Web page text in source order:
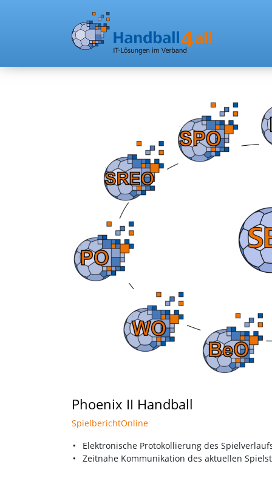
Phoenix II Handball
SpielberichtOnline
Elektronische Protokollierung des
Zeitnahe Kommunikation des aktuellen